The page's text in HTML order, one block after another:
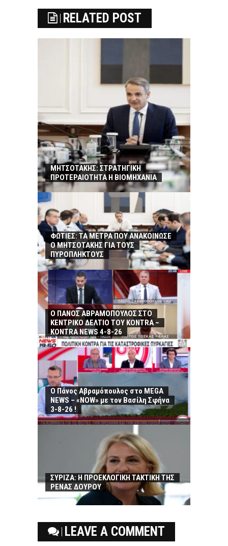
RELATED POST
ΜΗΤΣΟΤΑΚΗΣ: ΣΤΡΑΤΗΓΙΚΗ
ΠΡΟΤΕΡΑΙΟΤΗΤΑ Η ΒΙΟΜΗΧΑΝΙΑ
ΦΩΤΙΕΣ: ΤΑ ΜΕΤΡΑ ΠΟΥ ΑΝΑΚΟΙΝΩΣΕ
Ο ΜΗΤΣΟΤΑΚΗΣ ΓΙΑ ΤΟΥΣ
ΠΥΡΟΠΛΗΚΤΟΥΣ
Ο ΠΑΝΟΣ ΑΒΡΑΜΟΠΟΥΛΟΣ ΣΤΟ
ΚΕΝΤΡΙΚΟ ΔΕΛΤΙΟ ΤΟΥ KONTRA –
KONTRA NEWS 4-8-26
Ο Πάνος Αβραμόπουλος στο MEGA
NEWS – «NOW» με τον Βασίλη Σφήνα
3-8-26 !
ΣΥΡΙΖΑ: Η ΠΡΟΕΚΛΟΓΙΚΗ ΤΑΚΤΙΚΗ ΤΗΣ
ΡΕΝΑΣ ΔΟΥΡΟΥ
LEAVE A COMMENT